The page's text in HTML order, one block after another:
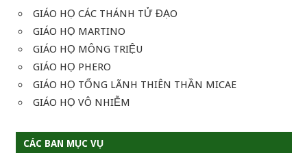
GIÁO HỌ CÁC THÁNH TỬ ĐẠO
GIÁO HỌ MARTINO
GIÁO HỌ MÔNG TRIỆU
GIÁO HỌ PHERO
GIÁO HỌ TỔNG LÃNH THIÊN THẦN MICAE
GIÁO HỌ VÔ NHIỄM
CÁC BAN MỤC VỤ